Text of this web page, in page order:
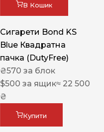
В Кошик
Сигарети Bond KS
Blue Квадратна
пачка (DutyFree)
₴570 за блок
$500 за ящик≈ 22 500
₴
Купити